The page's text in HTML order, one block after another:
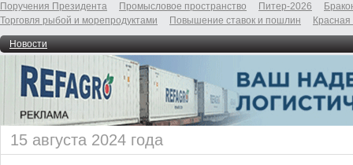
Поручения Президента
Промысловое пространство Питер-2026
Торговля рыбой и морепродуктами
Повышение ставок и пошлин
Новости
15 августа 2024 года